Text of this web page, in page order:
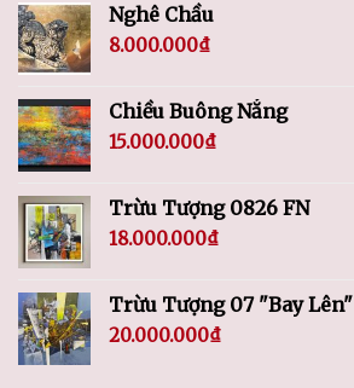
Nghê Chầu
8.000.000₫
Chiều Buông Nắng
15.000.000₫
Trừu Tượng 0826 FN
18.000.000₫
Trừu Tượng 07 "Bay Lên"
20.000.000₫